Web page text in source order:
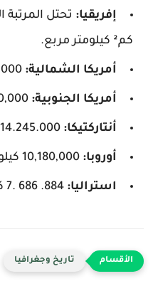
إفريقيا:
كم² كيلومتر مربع.
أمريكا الشمالية:
أمريكا الجنوبية:
أنتاركتيكا:
أوروبا:
استراليا:
تاريخ وجغرافيا